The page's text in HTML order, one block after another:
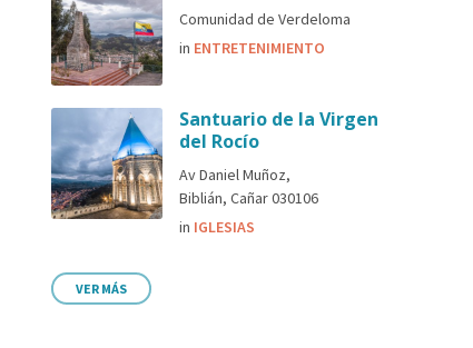
Comunidad de Verdeloma
in ENTRETENIMIENTO
Santuario de la Virgen
del Rocío
Av Daniel Muñoz,
Biblián, Cañar 030106
in IGLESIAS
VER MÁS